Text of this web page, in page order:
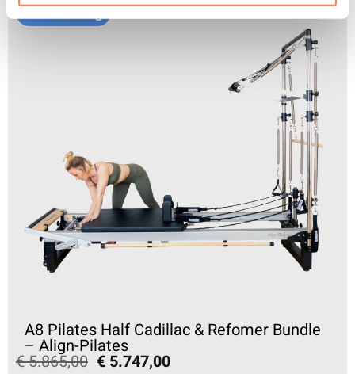
Aanbieding
A8 Pilates Half Cadillac & Refomer Bundle
– Align-Pilates
€5.865,00 € 5.747,00